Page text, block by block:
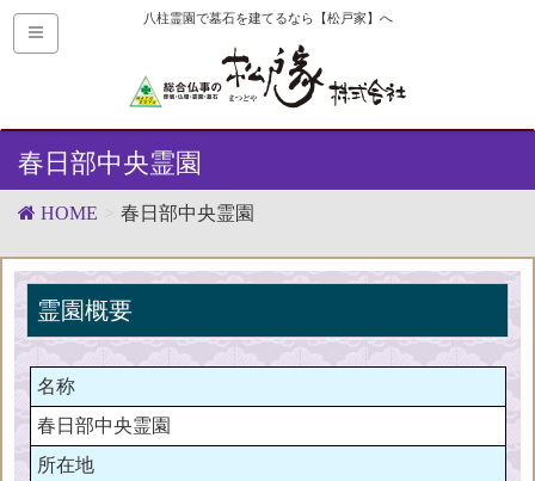
八柱霊園で墓石を建てるなら【松戸家】へ
春日部中央霊園
HOME 春日部中央霊園
霊園概要
名称
春日部中央霊園
所在地